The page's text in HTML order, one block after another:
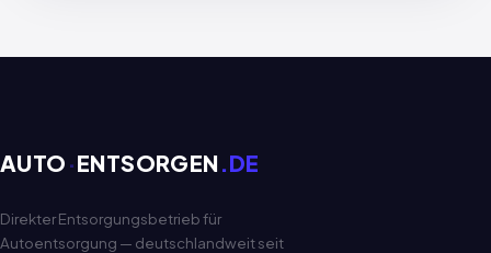
AUTO ·ENTSORGEN .DE
Direkter Entsorgungsbetrieb für
Autoentsorgung — deutschlandweit seit